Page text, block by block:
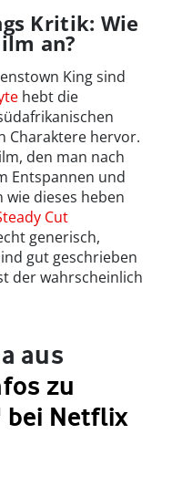
Kritik: Wie
an?
King sind
hebt die
Charaktere hervor.
den man nach
Entspannen und
dieses heben
Cut
generisch,
gut geschrieben
der wahrscheinlich
aus
zu
bei Netflix